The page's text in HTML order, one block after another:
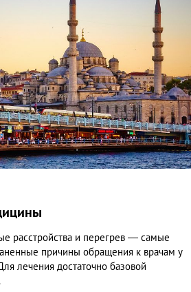
расстройства и перегрев — самые
причины обращения к врачам у
лечения достаточно базовой